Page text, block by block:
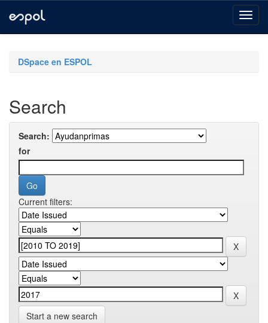
navigationDSpace en ESPOL
Search
Search:
for
Current filters:
Start a new search